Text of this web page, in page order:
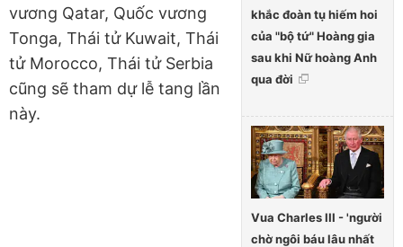
khắc đoàn tụ hiếm hoi
của "bộ tứ" Hoàng gia
sau khi Nữ hoàng Anh
qua đời
Vua Charles III - 'người
chờ ngôi báu lâu nhất
vương Qatar, Quốc vương
Tonga, Thái tử Kuwait, Thái
tử Morocco, Thái tử Serbia
cũng sẽ tham dự lễ tang lần
này.